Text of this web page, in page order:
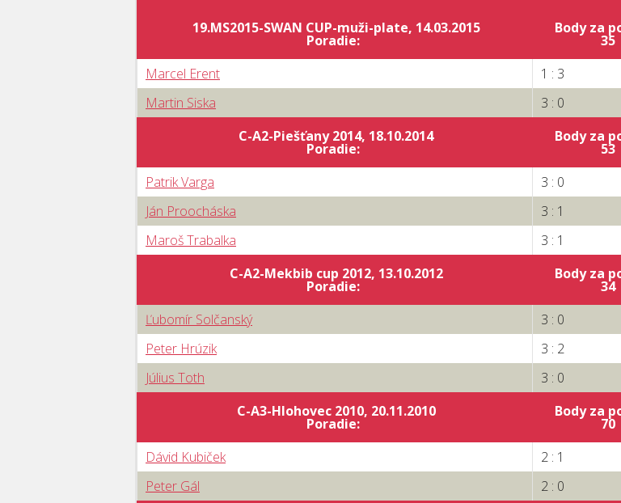
19.MS2015-SWAN CUP-muži-plate, 14.03.2015
Poradie:
Body za
35
Marcel Erent
1 : 3
Martin Siska
3 : 0
C-A2-Piešťany 2014, 18.10.2014
Poradie:
Body za
53
Patrik Varga
3 : 0
Ján Proocháska
3 : 1
Maroš Trabalka
3 : 1
C-A2-Mekbib cup 2012, 13.10.2012
Poradie:
Body za
34
Ľubomír Solčanský
3 : 0
Peter Hrúzik
3 : 2
Július Toth
3 : 0
C-A3-Hlohovec 2010, 20.11.2010
Poradie:
Body za
70
Dávid Kubiček
2 : 1
Peter Gál
2 : 0